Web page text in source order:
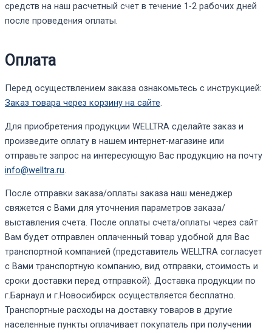
средств на наш расчетный счет в течение 1-2 рабочих дней
после проведения оплаты.
Оплата
Перед осуществлением заказа ознакомьтесь с инструкцией:
Заказ товара через корзину на сайте.
Для приобретения продукции WELLTRA сделайте заказ и
произведите оплату в нашем интернет-магазине или
отправьте запрос на интересующую Вас продукцию на почту
info@welltra.ru
После отправки заказа/оплаты заказа наш менеджер
свяжется с Вами для уточнения параметров заказа/
выставления счета. После оплаты счета/оплаты через сайт
Вам будет отправлен оплаченный товар удобной для Вас
транспортной компанией (представитель WELLTRA согласует
с Вами транспортную компанию, вид отправки, стоимость и
сроки доставки перед отправкой). Доставка продукции по
г.Барнаул и г.Новосибирск осуществляется бесплатно.
Транспортные расходы на доставку товаров в другие
населенные пункты оплачивает покупатель при получении